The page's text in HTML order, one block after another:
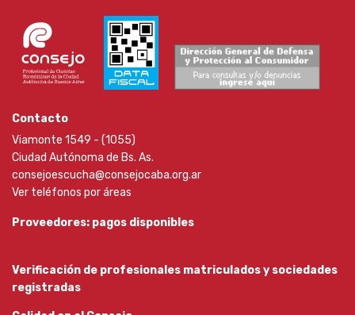
Contacto
Viamonte 1549 - (1055)
Ciudad Autónoma de Bs. As.
consejoescucha@consejocaba.org.ar
Ver teléfonos por áreas
Proveedores: pagos disponibles
Verificación de profesionales matriculados y sociedades
registradas